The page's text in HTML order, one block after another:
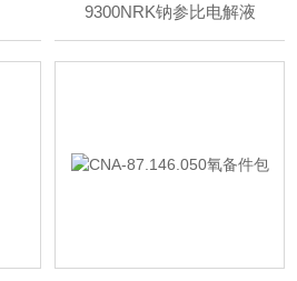
9300NRK钠参比电解液